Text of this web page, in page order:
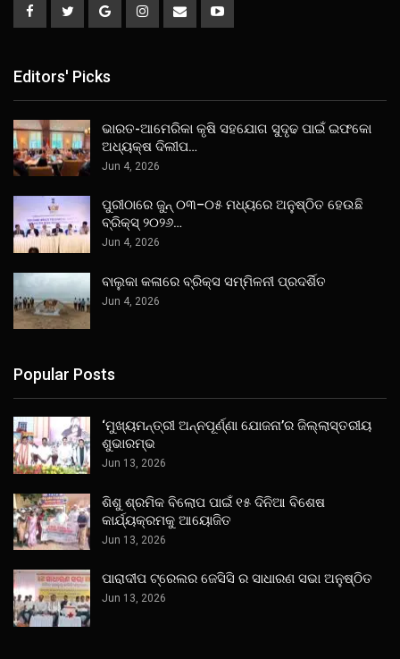
Editors' Picks
ଭାରତ-ଆମେରିକା କୃଷି ସହଯୋଗ ସୁଦୃଢ ପାଇଁ ଇଫକୋ
ଅଧ୍ୟକ୍ଷ ଦିଲୀପ…
Jun 4, 2026
ପୁରୀଠାରେ ଜୁନ୍ ୦୩–୦୫ ମଧ୍ୟରେ ଅନୁଷ୍ଠିତ ହେଉଛି
ବ୍ରିକ୍ସ୍ ୨୦୨୬…
Jun 4, 2026
ବାଲୁକା କଳାରେ ବ୍ରିକ୍ସ ସମ୍ମିଳନୀ ପ୍ରଦର୍ଶିତ
Jun 4, 2026
Popular Posts
‘ମୁଖ୍ୟମନ୍ତ୍ରୀ ଅନ୍ନପୂର୍ଣ୍ଣା ଯୋଜନା’ର ଜିଲ୍ଲାସ୍ତରୀୟ
ଶୁଭାରମ୍ଭ
Jun 13, 2026
ଶିଶୁ ଶ୍ରମିକ ବିଲୋପ ପାଇଁ ୧୫ ଦିନିଆ ବିଶେଷ
କାର୍ଯ୍ୟକ୍ରମକୁ ଆୟୋଜିତ
Jun 13, 2026
ପାରାଦୀପ ଟ୍ରେଲର ଜେସିସି ର ସାଧାରଣ ସଭା ଅନୁଷ୍ଠିତ
Jun 13, 2026